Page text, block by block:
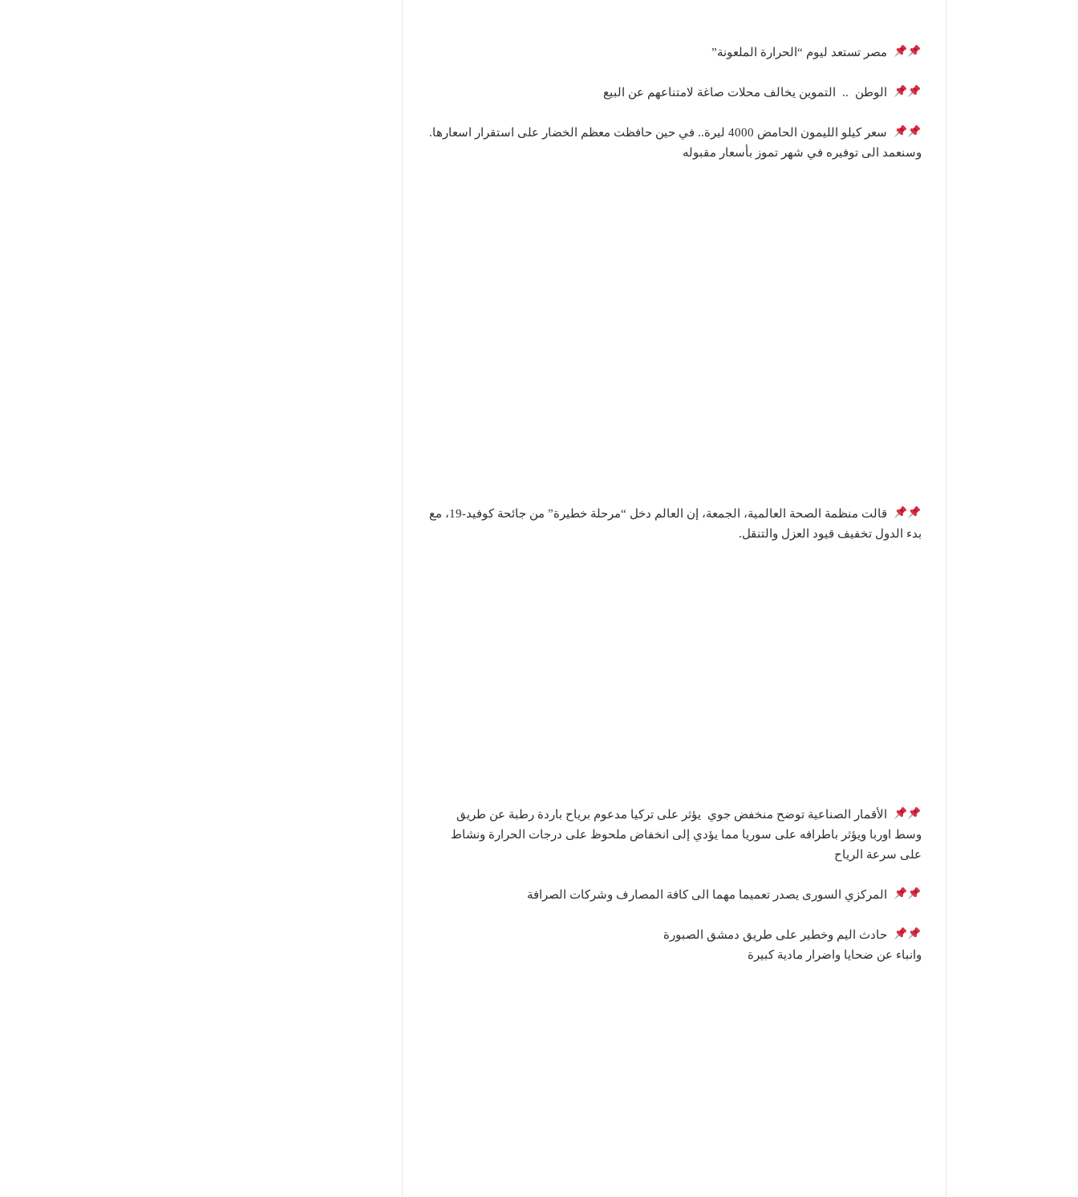
مصر تستعد ليوم “الحرارة الملعونة”
الوطن .. التموين يخالف محلات صاغة لامتناعهم عن البيع
سعر كيلو الليمون الحامض 4000 ليرة.. في حين حافظت معظم الخضار على استقرار اسعارها.
وسنعمد الى توفيره في شهر تموز بأسعار مقبوله
قالت منظمة الصحة العالمية، الجمعة، إن العالم دخل “مرحلة خطيرة” من جائحة كوفيد-19، مع
بدء الدول تخفيف قيود العزل والتنقل.
الأقمار الصناعية توضح منخفض جوي يؤثر على تركيا مدعوم برياح باردة رطبة عن طريق
وسط اوربا ويؤثر باطرافه على سوريا مما يؤدي إلى انخفاض ملحوظ على درجات الحرارة ونشاط
على سرعة الرياح
المركزي السوری يصدر تعميما مهما الى كافة المصارف وشركات الصرافة
حادث اليم وخطير على طريق دمشق الصبورة
وانباء عن ضحايا واضرار مادية كبيرة